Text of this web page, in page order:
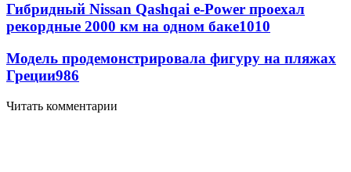
Гибридный Nissan Qashqai e-Power проехал
рекордные 2000 км на одном баке1010
Модель продемонстрировала фигуру на пляжах
Греции986
Читать комментарии